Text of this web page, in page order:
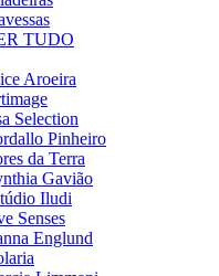
TUDO
Aroeira
Selection
Pinheiro
da Terra
Gavião
Iludi
Senses
Englund